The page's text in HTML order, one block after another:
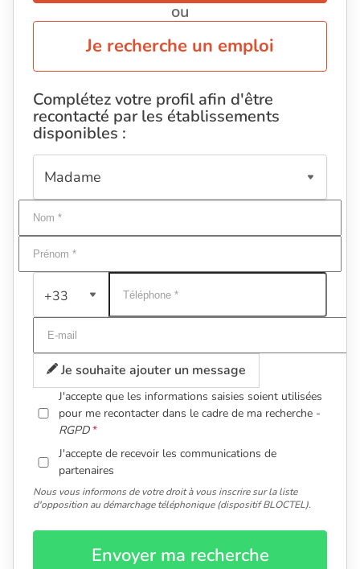
ou
Je recherche un emploi
Complétez votre profil afin d'être
recontacté par les établissements
disponibles :
+33
Je souhaite ajouter un message
J'accepte que les informations saisies soient utilisées
pour me recontacter dans le cadre de ma recherche -
RGPD
J'accepte de recevoir les communications de
partenaires
Nous vous informons de votre droit à vous inscrire sur la liste
d'opposition au démarchage téléphonique (dispositif BLOCTEL).
Envoyer ma recherche